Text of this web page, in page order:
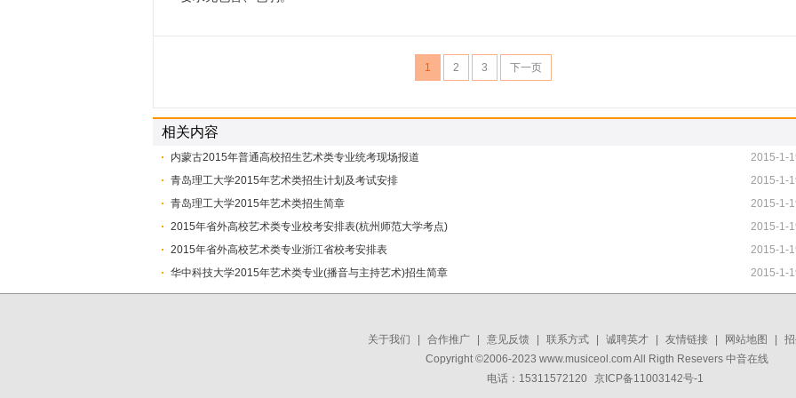
1 2 3 下一页
相关内容
内蒙古2015年普通高校招生艺术类专业统考现场报道
2015-1-
青岛理工大学2015年艺术类招生计划及考试安排
2015-1-
青岛理工大学2015年艺术类招生简章
2015-1-
2015年省外高校艺术类专业校考安排表(杭州师范大学考点)
2015-1-
2015年省外高校艺术类专业浙江省校考安排表
2015-1-
华中科技大学2015年艺术类专业(播音与主持艺术)招生简章
2015-1-
关于我们 合作推广 意见反馈 联系方式 诚聘英才 友情链接 网站地图
Copyright ©2006-2023 www.musiceol.com All Rigth Resevers 中音在线
电话：15311572120 京ICP备11003142号-1